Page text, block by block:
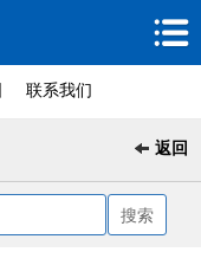
联系我们
返回